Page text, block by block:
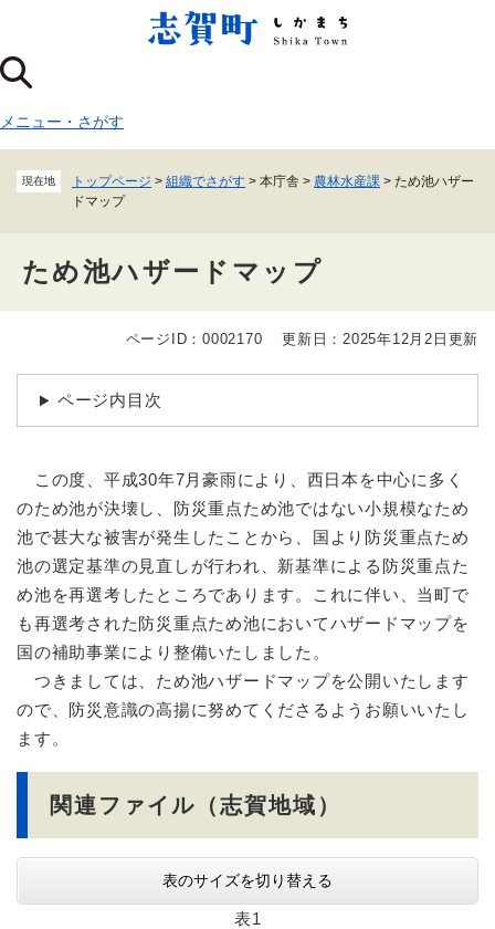
ジ
の
頭
で
メニューを飛ばして本文へ
メニュー ・ さがす
現在地 トップページ > 組織でさがす > 本庁舎 > 農林水産課 > ため池ハザー
ドマップ
ため池ハザードマップ
文
ページID：0002170 更新日：2025年12月2日更新
ページ内目次
この度、平成30年7月豪雨により、西日本を中心に多く
のため池が決壊し、防災重点ため池ではない小規模なため
池で甚大な被害が発生したことから、国より防災重点ため
池の選定基準の見直しが行われ、新基準による防災重点た
め池を再選考したところであります。これに伴い、当町で
も再選考された防災重点ため池においてハザードマップを
国の補助事業により整備いたしました。
つきましては、ため池ハザードマップを公開いたします
ので、防災意識の高揚に努めてくださるようお願いいたし
ます。
関連ファイル（志賀地域）
表のサイズを切り替える
表1